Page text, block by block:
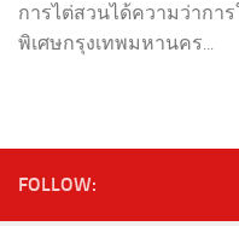
การไต่สวนได้ความว่ากา
พิเศษกรุงเทพมหานคร...
FOLLOW: